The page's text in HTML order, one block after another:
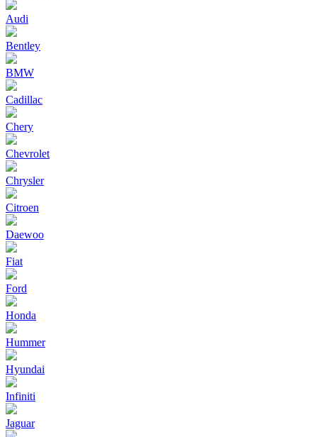
Audi
Bentley
BMW
Cadillac
Chery
Chevrolet
Chrysler
Citroen
Daewoo
Fiat
Ford
Honda
Hummer
Hyundai
Infiniti
Jaguar